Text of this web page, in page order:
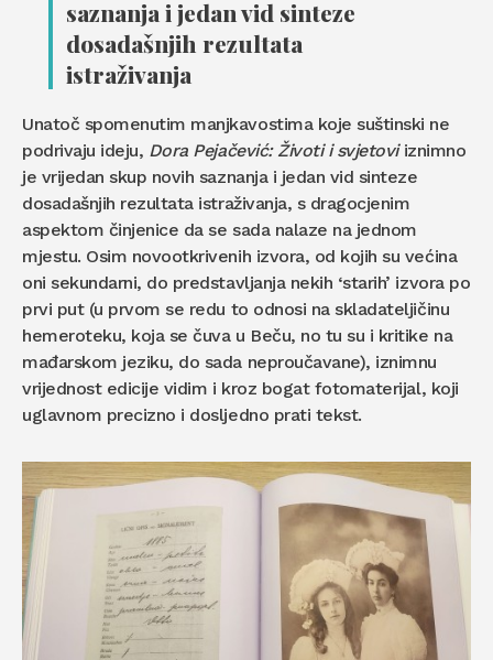
saznanja i jedan vid sinteze
dosadašnjih rezultata
istraživanja
Unatoč spomenutim manjkavostima koje suštinski ne
podrivaju ideju, Dora Pejačević: Životi i svjetoviiznimno
je vrijedan skup novih saznanja i jedan vid sinteze
dosadašnjih rezultata istraživanja, s dragocjenim
aspektom činjenice da se sada nalaze na jednom
mjestu. Osim novootkrivenih izvora, od kojih su većina
oni sekundarni, do predstavljanja nekih ‘starih’ izvora po
prvi put (u prvom se redu to odnosi na skladateljičinu
hemeroteku, koja se čuva u Beču, no tu su i kritike na
mađarskom jeziku, do sada neproučavane), iznimnu
vrijednost edicije vidim i kroz bogat fotomaterijal, koji
uglavnom precizno i dosljedno prati tekst.